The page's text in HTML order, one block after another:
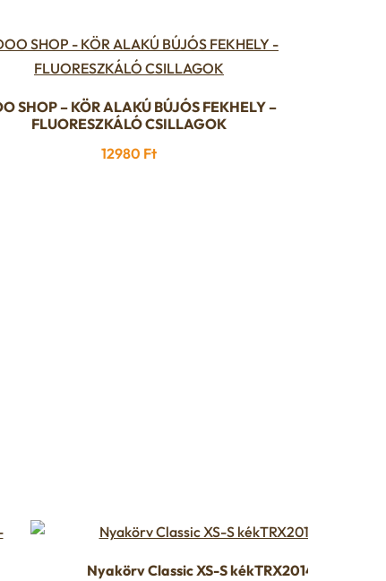
SHOP – KÖR ALAKÚ BÚJÓS FEKHELY –
FLUORESZKÁLÓ CSILLAGOK
12980 Ft
Nyakörv Classic XS-S kékTRX201402